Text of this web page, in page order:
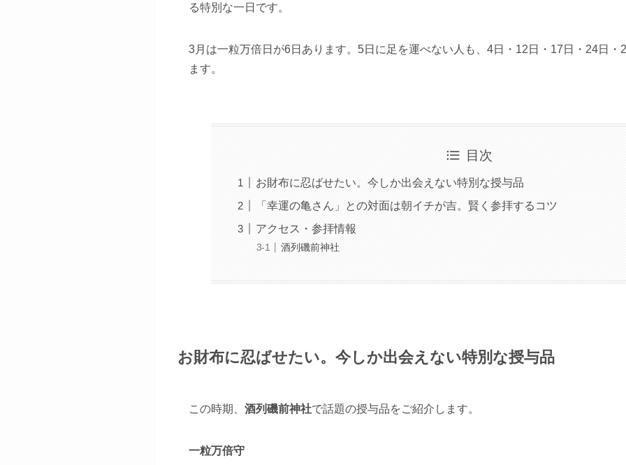
る特別な一日です。
3月は一粒万倍日が6日あります。5日に足を運べない人も、4日・12日・17日・24日・
ます。
目次
お財布に忍ばせたい。今しか出会えない特別な授与品
「幸運の亀さん」との対面は朝イチが吉。賢く参拝するコツ
アクセス・参拝情報
酒列磯前神社
お財布に忍ばせたい。今しか出会えない特別な授与品
この時期、 酒列磯前神社で話題の授与品をご紹介します。
一粒万倍守